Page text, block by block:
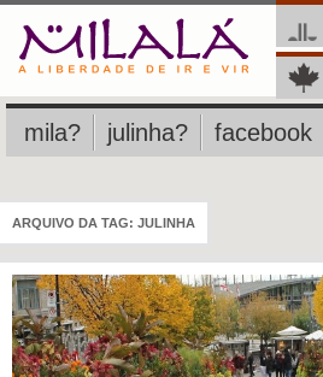
mila? julinha? facebook
ARQUIVO DA TAG: JULINHA